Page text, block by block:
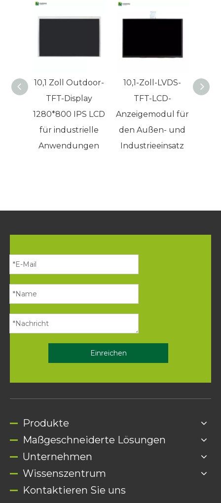
10,1 Zoll Outdoor-
TFT-Display
1280*800 IPS LCD
für industrielle
Anwendungen
10,1-Zoll-LVDS-
TFT-LCD-
Anzeigemodul für
den Außen- und
Industrieeinsatz
Einreichen
Produkte
Maßgeschneiderte Lösungen
Unternehmen
Wissenszentrum
Kontaktieren Sie uns